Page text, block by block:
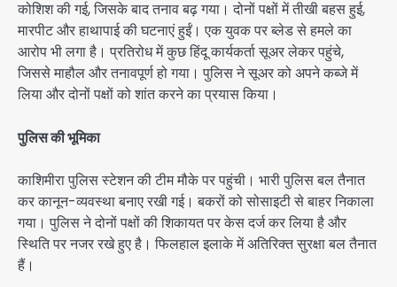
कोशिश की गई, जिसके बाद तनाव बढ़ गया। दोनों पक्षों में तीखी बहस हुई,
मारपीट और हाथापाई की घटनाएं हुईं। एक युवक पर ब्लेड से हमले का
आरोप भी लगा है। प्रतिरोध में कुछ हिंदू कार्यकर्ता सूअर लेकर पहुंचे,
जिससे माहौल और तनावपूर्ण हो गया। पुलिस ने सूअर को अपने कब्जे में
लिया और दोनों पक्षों को शांत करने का प्रयास किया।
पुलिस की भूमिका
काशिमीरा पुलिस स्टेशन की टीम मौके पर पहुंची। भारी पुलिस बल तैनात
कर कानून-व्यवस्था बनाए रखी गई। बकरों को सोसाइटी से बाहर निकाला
गया। पुलिस ने दोनों पक्षों की शिकायत पर केस दर्ज कर लिया है और
स्थिति पर नजर रखे हुए है। फिलहाल इलाके में अतिरिक्त सुरक्षा बल तैनात
हैं।